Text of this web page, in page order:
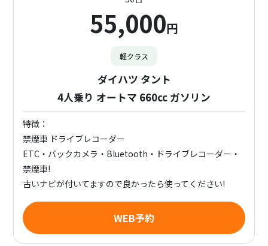
55,000円
軽クラス
ダイハツ タント
4人乗り オートマ 660cc ガソリン
特徴：
禁煙車 ドライブレコーダー
ETC・バックカメラ・Bluetooth・ドライブレコーダー・
禁煙車!
古いナビが付いてますので良かったら使ってください!
WEB予約